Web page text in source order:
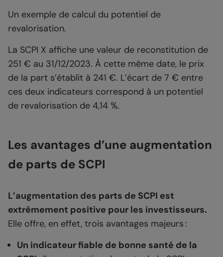
Un exemple de calcul du potentiel de
revalorisation.
La SCPI X affiche une valeur de reconstitution de
251 € au 31/12/2023. À cette même date, le prix
de la part s’établit à 241 €. L’écart de 7 € entre
ces deux indicateurs correspond à un potentiel
de revalorisation de 4,14 %.
Les avantages d’une augmentation
de parts de SCPI
L’augmentation des parts de SCPI est
extrêmement positive pour les investisseurs.
Elle offre, en effet, trois avantages majeurs :
Un indicateur fiable de bonne santé de la